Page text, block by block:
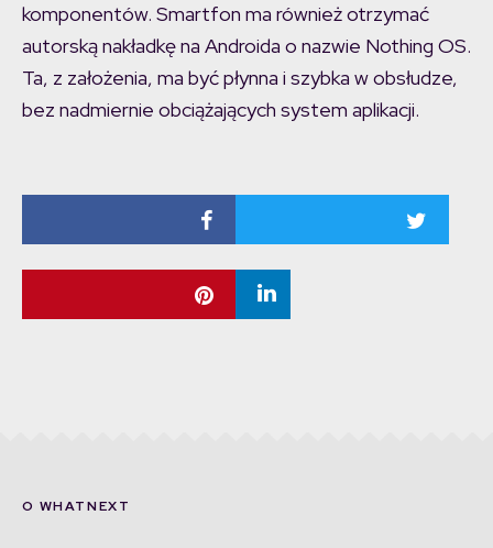
komponentów. Smartfon ma również otrzymać
autorską nakładkę na Androida o nazwie Nothing OS.
Ta, z założenia, ma być płynna i szybka w obsłudze,
bez nadmiernie obciążających system aplikacji.
O WHATNEXT